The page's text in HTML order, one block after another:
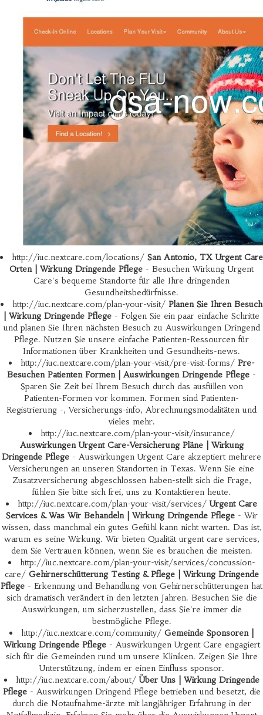
http://iuc.nextcare.com/locations/ San Antonio, TX Urgent Care
Orten | Wirkung Dringende Pflege - Besuchen Wirkung Urgent
Care's bequeme Standorte für alle Ihre dringenden
Gesundheitsbedürfnisse.
http://iuc.nextcare.com/plan-your-visit/ Planen Sie Ihren Besuch
| Wirkung Dringende Pflege - Folgen Sie ein paar einfache Schritte
und planen Sie Ihren nächsten Besuch zu Auswirkungen Dringend
Pflege. Nutzen Sie unsere einfache Patienten-Ressourcen für
Informationen über Krankheiten und Gesundheits-news.
http://iuc.nextcare.com/plan-your-visit/pre-visit-forms/ Pre-
Besuchen Patienten Formen | Auswirkungen Dringende Pflege -
Sparen Sie Zeit bei Ihrem Besuch durch das ausfüllen von
Patienten-Formen vor kommen. Formen sind Patienten-
Registrierung -, Versicherungs-info, Abrechnungsmodalitäten und
vieles mehr.
http://iuc.nextcare.com/plan-your-visit/insurance/
Auswirkungen Urgent Care-Versicherung Pläne | Wirkung
Dringende Pflege - Auswirkungen Urgent Care akzeptiert mehrere
Versicherungen an unseren Standorten in Texas. Wenn Sie eine
Zusatzversicherung abgeschlossen haben-stellt sich die Frage,
fühlen Sie bitte sich frei, uns zu Kontaktieren heute.
http://iuc.nextcare.com/plan-your-visit/services/Urgent Care
Services & Was Wir Behandeln | Wirkung Dringende Pflege- Wir
wissen, dass manchmal ein gutes Gefühl kann nicht warten. Das ist,
warum es seine Wirkung. Wir bieten Qualität urgent care services,
dem Sie Vertrauen können, wenn Sie es brauchen die meisten.
http://iuc.nextcare.com/plan-your-visit/services/concussion-
care/ Gehirnerschütterung Testing & Pflege | Wirkung Dringende
Pflege - Erkennung und Behandlung von Gehirnerschütterungen hat
sich dramatisch verändert in den letzten Jahren. Besuchen Sie die
Auswirkungen, um sicherzustellen, dass Sie're immer die
bestmögliche Pflege.
http://iuc.nextcare.com/community/ Gemeinde Sponsoren |
Wirkung Dringende Pflege- Auswirkungen Urgent Care engagiert
sich für die Gemeinden rund um unsere Kliniken. Zeigen Sie Ihre
Unterstützung, indem er einen Einfluss sponsor.
http://iuc.nextcare.com/about/Über Uns | Wirkung Dringende
Pflege- Auswirkungen Dringend Pflege betrieben und besetzt, die
durch die Notaufnahme-ärzte mit langjähriger Erfahrung in der